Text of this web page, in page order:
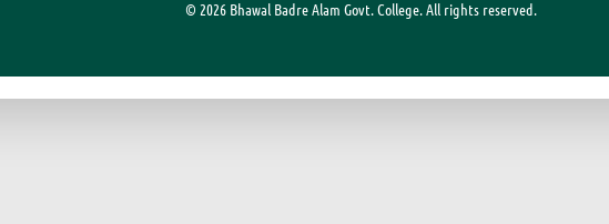
© 2026 Bhawal Badre Alam Govt. College. All rights reserved.